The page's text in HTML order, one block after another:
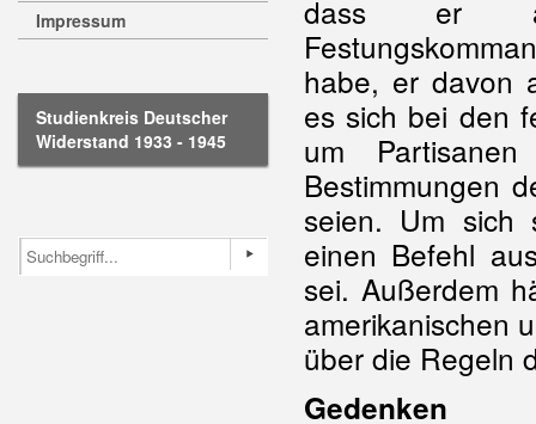
Impressum
Studienkreis Deutscher
Widerstand 1933 - 1945
dass er
habe, er davon
es sich bei den
um
Bestimmungen
seien. Um sich
einen Befehl
sei. Außerdem
amerikanischen
über die Regeln
Gedenken